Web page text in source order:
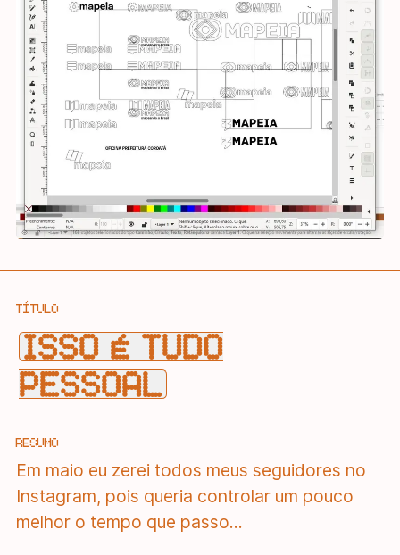
TÍTULO
ISSO É TUDO
PESSOAL
RESUMO
Em maio eu zerei todos meus seguidores no
Instagram, pois queria controlar um pouco
melhor o tempo que passo...